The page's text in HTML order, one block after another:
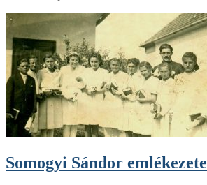
Somogyi Sándor emlékezete